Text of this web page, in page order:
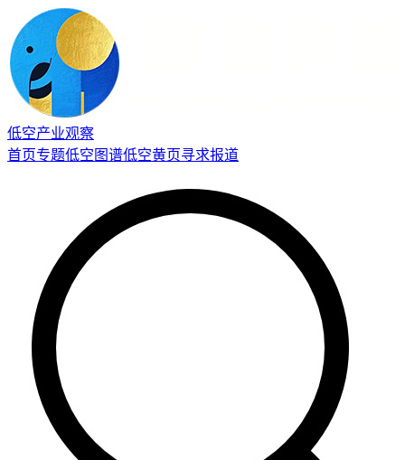
低空产业观察
首页专题低空图谱低空黄页寻求报道